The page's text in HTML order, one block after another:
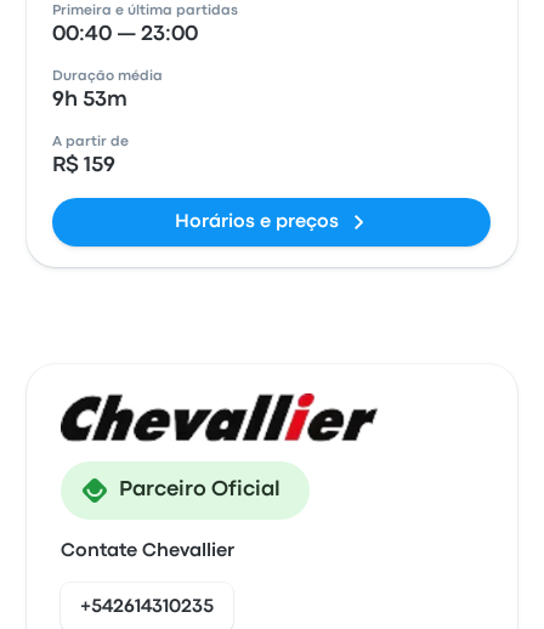
Primeira e última partidas
00:40 — 23:00
Duração média
9h 53m
A partir de
R$ 159
Horários e preços
Parceiro Oficial
Contate Chevallier
+542614310235